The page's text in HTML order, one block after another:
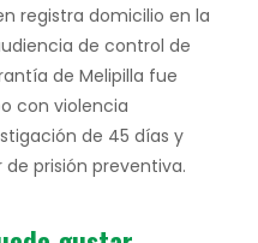
registra domicilio en la
de control de
de Melipilla fue
con violencia
de 45 días y
prisión preventiva.